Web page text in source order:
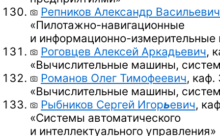
Репников Александр Васильевич
«Пилотажно-навигационные
и информационно-измерительные
Роговцев Алексей Аркадьевич,
«Вычислительные машины,
Романов Олег Тимофеевич, каф.
«Вычислительные машины,
Рыбников Сергей Игорьевич,
«Системы автоматического
и интеллектуального управления»